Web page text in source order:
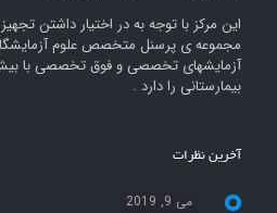
این مرکز با توجه به در اختیار داشتن
مجموعه ی پرسنل متخصص علوم
بیمارستانی را دارد .
آخرین نظرات
می 9, 2019